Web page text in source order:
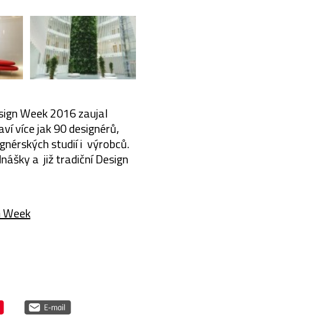
Week 2016 zaujal
více jak 90 designérů,
studií i výrobců.
a již tradiční Design